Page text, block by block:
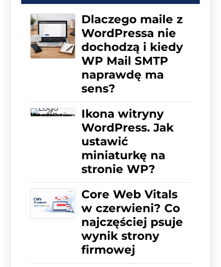
Dlaczego maile z
WordPressa nie
dochodzą i kiedy
WP Mail SMTP
naprawdę ma
sens?
Ikona witryny
WordPress. Jak
ustawić
miniaturkę na
stronie WP?
Core Web Vitals
w czerwieni? Co
najczęściej psuje
wynik strony
firmowej